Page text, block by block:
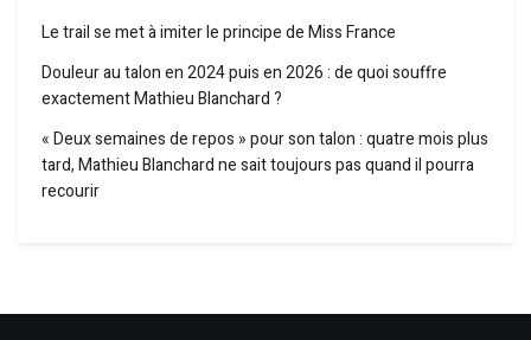
Le trail se met à imiter le principe de Miss France
Douleur au talon en 2024 puis en 2026 : de quoi souffre
exactement Mathieu Blanchard ?
« Deux semaines de repos » pour son talon : quatre mois plus
tard, Mathieu Blanchard ne sait toujours pas quand il pourra
recourir